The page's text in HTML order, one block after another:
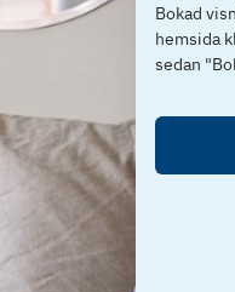
Bokad
hemsida
sedan